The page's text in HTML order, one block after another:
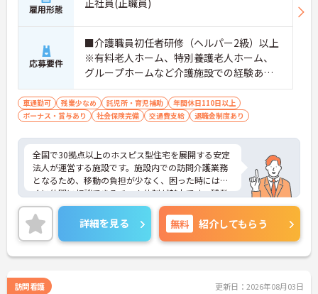
雇用形態 正社員(正職員)
応募要件
■介護職員初任者研修（ヘルパー2級）以上
※有料老人ホーム、特別養護老人ホーム、
グループホームなど介護施設での経験ある
方歓迎 ※ホスピス勤務（訪問介護）や「看
取り」が初めての方も可
車通勤可 残業少なめ 託児所・育児補助
年間休日110日以上
ボーナス・賞与あり
社会保険完備 交通費支給 退職金制度あり
全国で30拠点以上のホスピス型住宅を展開する安定
法人が運営する施設です。施設内での訪問介護業務
となるため、移動の負担が少なく、困った時にはす
ぐに仲間に相談できるチーム体制が魅力です。残業
は全社平均残業月5時間程度と少なく、3日以上の連
続休暇で支援金が支給される独自の制度や、美容皮
膚科などの割引が受けられる福利厚生も充実してい
ます。ホスピスケアが初めてでも、充実した入社時
研修と資格取得支援制度を活用し、専門性を高めな
す。ご入居者さまの生きる喜びに寄り添いながらチ
詳細を見る 無料 紹介してもらう
訪問看護 更新日：2026年08月03日